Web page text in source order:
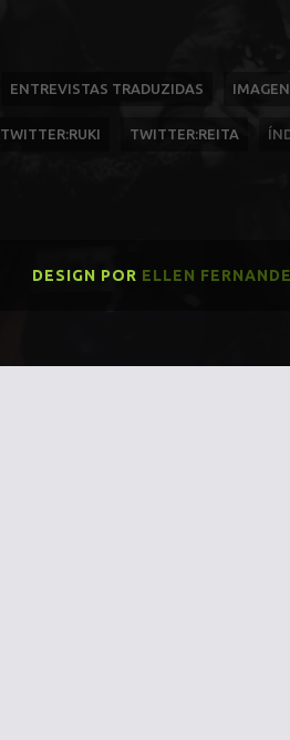
ENTREVISTAS TRADUZIDAS
TWITTER:RUKI TWITTER:REITA
DESIGN POR ELLEN